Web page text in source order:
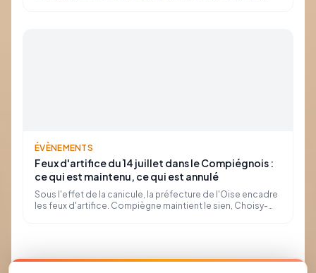
ÉVÈNEMENTS
Feux d'artifice du 14 juillet dans le Compiégnois :
ce qui est maintenu, ce qui est annulé
Sous l'effet de la canicule, la préfecture de l'Oise encadre
les feux d'artifice. Compiègne maintient le sien, Choisy-